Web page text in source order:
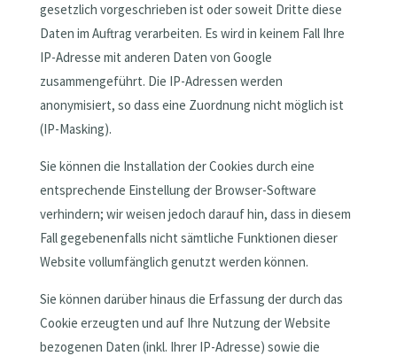
gesetzlich vorgeschrieben ist oder soweit Dritte diese
Daten im Auftrag verarbeiten. Es wird in keinem Fall Ihre
IP-Adresse mit anderen Daten von Google
zusammengeführt. Die IP-Adressen werden
anonymisiert, so dass eine Zuordnung nicht möglich ist
(IP-Masking).
Sie können die Installation der Cookies durch eine
entsprechende Einstellung der Browser-Software
verhindern; wir weisen jedoch darauf hin, dass in diesem
Fall gegebenenfalls nicht sämtliche Funktionen dieser
Website vollumfänglich genutzt werden können.
Sie können darüber hinaus die Erfassung der durch das
Cookie erzeugten und auf Ihre Nutzung der Website
bezogenen Daten (inkl. Ihrer IP-Adresse) sowie die